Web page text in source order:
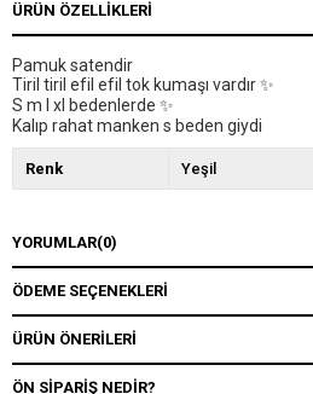
ÜRÜN ÖZELLIKLERI
Pamuk satendir
Tiril tiril efil efil tok kumaşı vardır ✨
S m l xl bedenlerde ✨
Kalıp rahat manken s beden giydi
Renk Yeşil
YORUMLAR(0)
ÖDEME SEÇENEKLERI
ÜRÜN ÖNERILERI
ÖN SIPARIŞ NEDIR?